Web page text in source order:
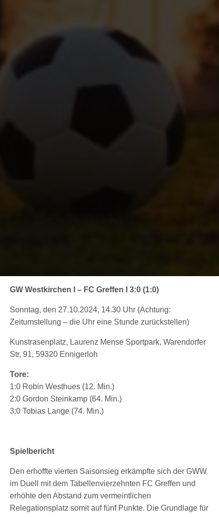
GW Westkirchen I – FC Greffen I 3:0 (1:0)
Sonntag, den 27.10.2024, 14.30 Uhr (Achtung:
Zeitumstellung – die Uhr eine Stunde zurückstellen)
Kunstrasenplatz, Laurenz Mense Sportpark, Warendorfer
Str, 91, 59320 Ennigerloh​
Tore:
1:0 Robin Westhues (12. Min.)
2:0 Gordon Steinkamp (64. Min.)
3:0 Tobias Lange (74. Min.)
Spielbericht
Den erhoffte vierten Saisonsieg erkämpfte sich der GWW
im Duell mit dem Tabellenvierzehnten FC Greffen und
erhöhte den Abstand zum vermeintlichen
Relegationsplatz somit auf fünf Punkte. Die Grundlage für